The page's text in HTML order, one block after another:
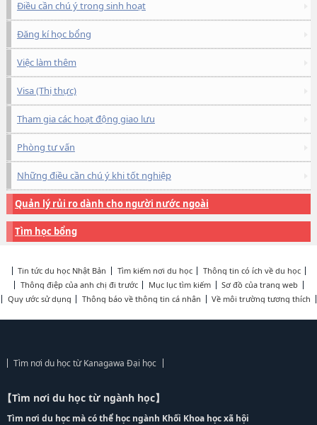
Điều cần chú ý trong sinh hoạt
Đăng kí học bổng
Việc làm thêm
Visa (Thị thực)
Tham gia các hoạt động giao lưu
Phòng tư vấn
Những điều cần chú ý khi tốt nghiệp
Quản lý rủi ro dành cho người nước ngoài
Tìm học bổng
Tin tức du học Nhật Bản Tìm kiếm nơi du học
Thông tin có ích về du học
Thông điệp của anh chị đi trước
Mục lục tìm kiếm
Sơ đồ của trang web
Quy ước sử dụng
Thông báo về thông tin cá nhân Về môi trường tương thích
Tìm nơi du học từ Kanagawa Đại học
【Tìm nơi du học từ ngành học】
Tìm nơi du học mà có thể học ngành Khối Khoa học xã hội